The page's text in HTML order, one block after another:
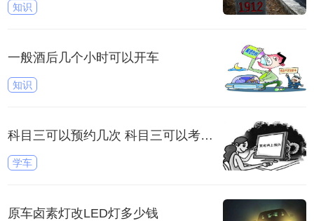
知识
一般酒后几个小时可以开车
知识
科目三可以预约几次 科目三可以考几次
学车
原车卤素灯改LED灯多少钱